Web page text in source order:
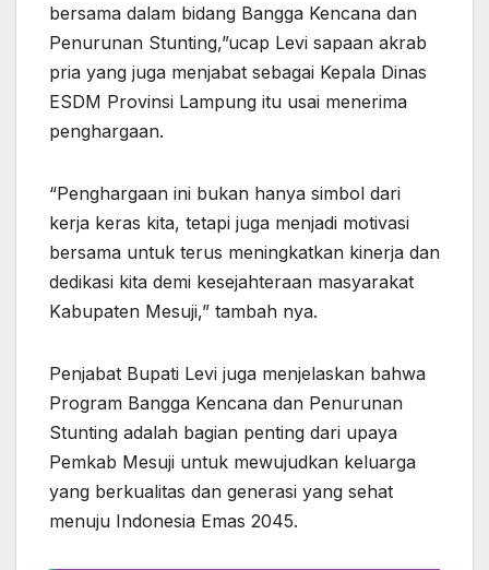
bersama dalam bidang Bangga Kencana dan
Penurunan Stunting,”ucap Levi sapaan akrab
pria yang juga menjabat sebagai Kepala Dinas
ESDM Provinsi Lampung itu usai menerima
penghargaan.
“Penghargaan ini bukan hanya simbol dari
kerja keras kita, tetapi juga menjadi motivasi
bersama untuk terus meningkatkan kinerja dan
dedikasi kita demi kesejahteraan masyarakat
Kabupaten Mesuji,” tambah nya.
Penjabat Bupati Levi juga menjelaskan bahwa
Program Bangga Kencana dan Penurunan
Stunting adalah bagian penting dari upaya
Pemkab Mesuji untuk mewujudkan keluarga
yang berkualitas dan generasi yang sehat
menuju Indonesia Emas 2045.